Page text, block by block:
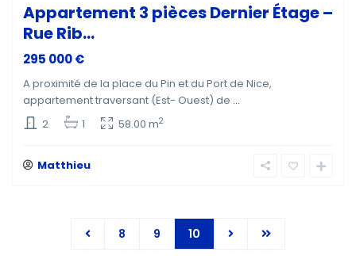
Appartement 3 pièces Dernier Étage –
Rue Rib...
295 000 €
A proximité de la place du Pin et du Port de Nice,
appartement traversant (Est- Ouest) de ...
2
1 58.00 m2
Matthieu
8 9 10